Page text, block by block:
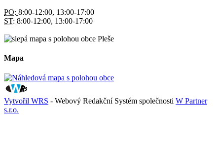
PO: 8:00-12:00, 13:00-17:00
ST: 8:00-12:00, 13:00-17:00
Mapa
Vytvořil WRS - Webový Redakční Systém společnosti W Partner
s.r.o.